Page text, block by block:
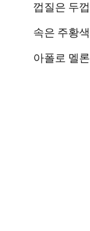
껍질은 두
속은 주황
아폴로 멜